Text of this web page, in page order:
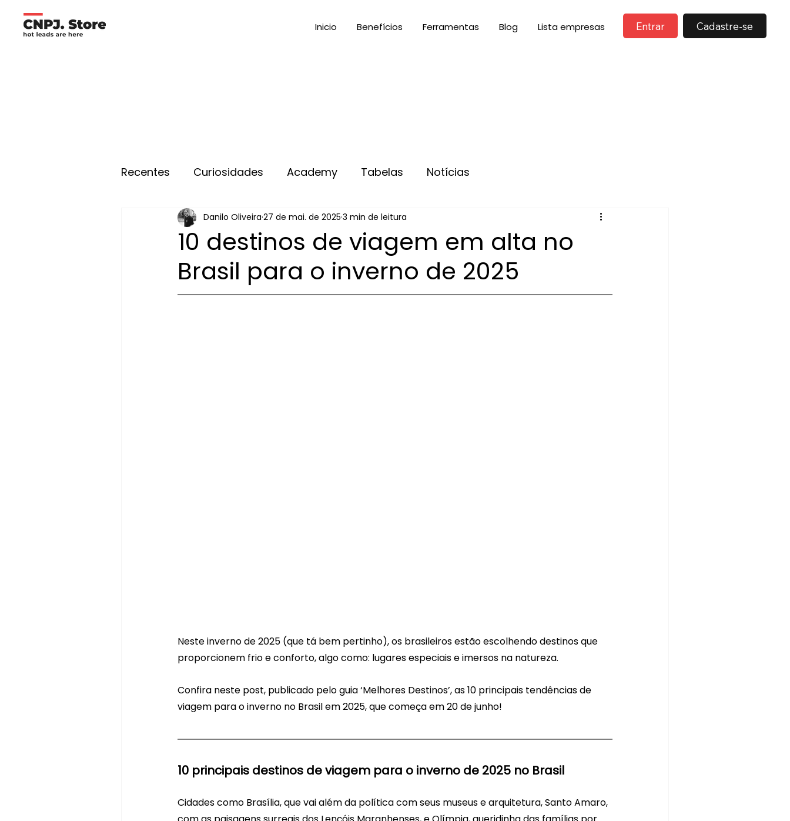
Inicio Benefícios Ferramentas Blog Lista empresas Entrar Cadastre-se
Recentes Curiosidades Academy Tabelas Notícias
10 destinos de viagem em alta no
Brasil para o inverno de 2025
Danilo Oliveira 27 de mai. de 2025 3 min de leitura
Neste inverno de 2025 (que tá bem pertinho), os brasileiros estão escolhendo destinos que
proporcionem frio e conforto, algo como: lugares especiais e imersos na natureza.
Confira neste post, publicado pelo guia ‘Melhores Destinos’, as 10 principais tendências de
viagem para o inverno no Brasil em 2025, que começa em 20 de junho!
10 principais destinos de viagem para o inverno de 2025 no Brasil
Cidades como Brasília, que vai além da política com seus museus e arquitetura, Santo Amaro,